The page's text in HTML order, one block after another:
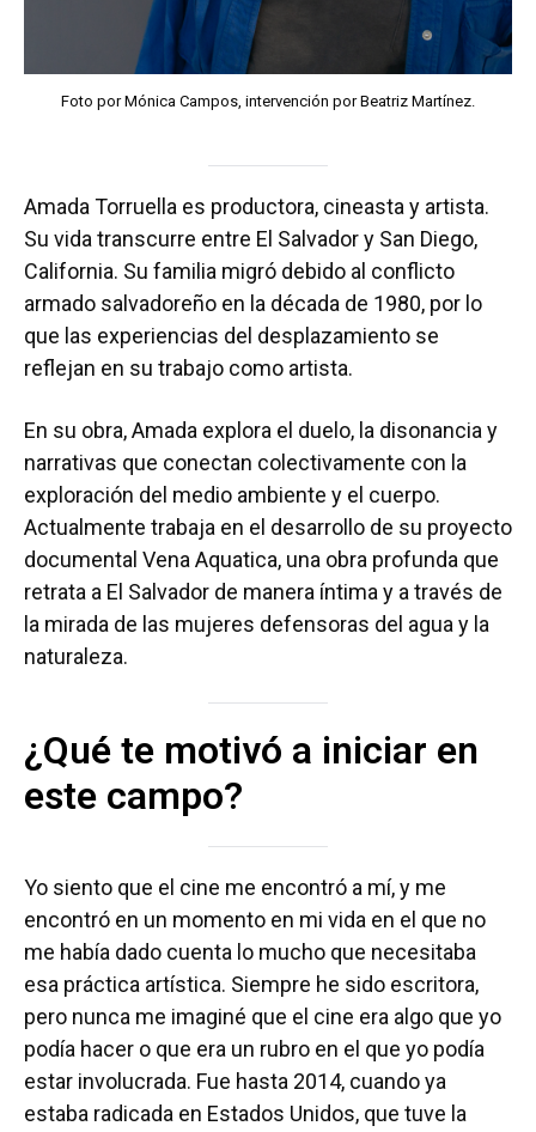
Foto por Mónica Campos, intervención por Beatriz Martínez.
Amada Torruella es productora, cineasta y artista.
Su vida transcurre entre El Salvador y San Diego,
California. Su familia migró debido al conflicto
armado salvadoreño en la década de 1980, por lo
que las experiencias del desplazamiento se
reflejan en su trabajo como artista.
En su obra, Amada explora el duelo, la disonancia y
narrativas que conectan colectivamente con la
exploración del medio ambiente y el cuerpo.
Actualmente trabaja en el desarrollo de su proyecto
documental Vena Aquatica, una obra profunda que
retrata a El Salvador de manera íntima y a través de
la mirada de las mujeres defensoras del agua y la
naturaleza.
¿Qué te motivó a iniciar en
este campo?
Yo siento que el cine me encontró a mí, y me
encontró en un momento en mi vida en el que no
me había dado cuenta lo mucho que necesitaba
esa práctica artística. Siempre he sido escritora,
pero nunca me imaginé que el cine era algo que yo
podía hacer o que era un rubro en el que yo podía
estar involucrada. Fue hasta 2014, cuando ya
estaba radicada en Estados Unidos, que tuve la